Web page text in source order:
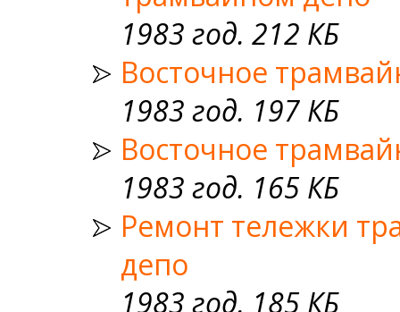
1983 год. 212 КБ
Восточное
1983 год. 197 КБ
Восточное
1983 год. 165 КБ
Ремонт тележки
депо
1983 год. 185 КБ